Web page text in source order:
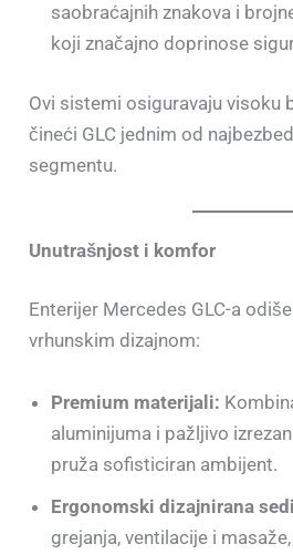
saobraćajnih znakova i
koji značajno doprinose
Ovi sistemi osiguravaju visoku
čineći GLC jednim od
segmentu.
Unutrašnjost i komfor
Enterijer Mercedes GLC-a
vrhunskim dizajnom:
Premium materijali:
aluminijuma i pažljivo
pruža sofisticiran ambijent.
Ergonomski dizajnirana
grejanja, ventilacije i